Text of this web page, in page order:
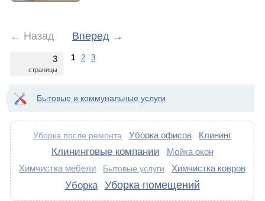
← Назад Вперед →
3
страницы
1 2 3
Бытовые и коммунальные услуги
Уборка после ремонта Уборка офисов Клининг
Клининговые компании
Мойка окон
Химчистка мебели
Бытовые услуги Химчистка ковров
Уборка Уборка помещений